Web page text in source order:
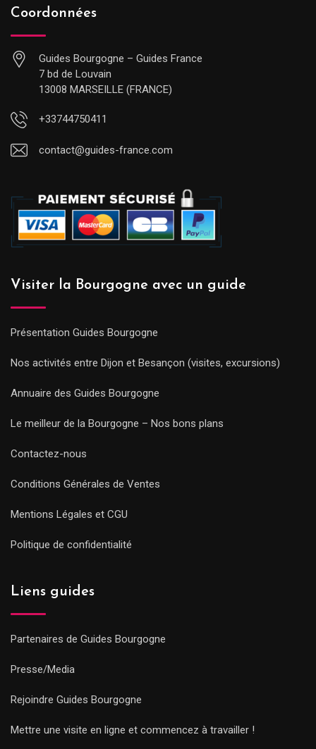
Coordonnées
Guides Bourgogne – Guides France
7 bd de Louvain
13008 MARSEILLE (FRANCE)
+33744750411
contact@guides-france.com
Visiter la Bourgogne avec un guide
Présentation Guides Bourgogne
Nos activités entre Dijon et Besançon (visites, excursions)
Annuaire des Guides Bourgogne
Le meilleur de la Bourgogne – Nos bons plans
Contactez-nous
Conditions Générales de Ventes
Mentions Légales et CGU
Politique de confidentialité
Liens guides
Partenaires de Guides Bourgogne
Presse/Media
Rejoindre Guides Bourgogne
Mettre une visite en ligne et commencez à travailler !